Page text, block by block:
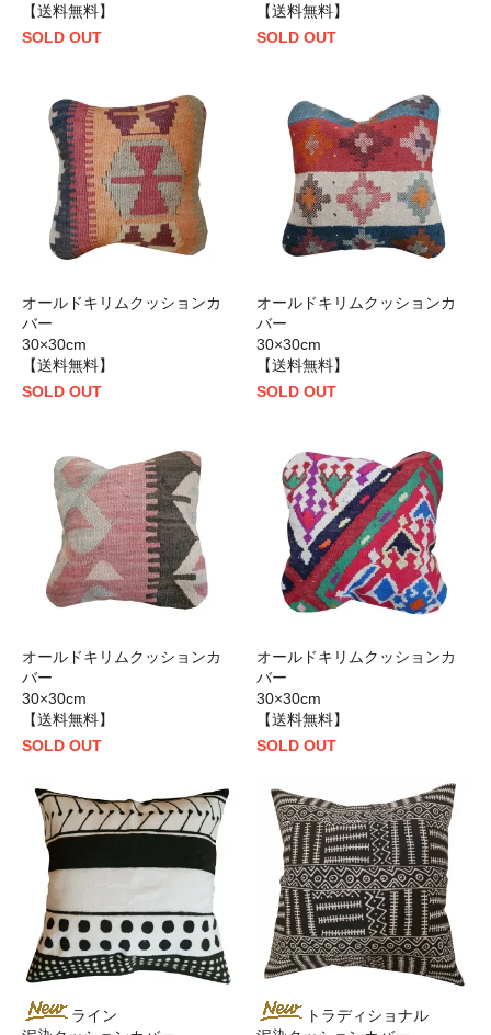
【送料無料】
SOLD OUT
【送料無料】
SOLD OUT
オールドキリムクッションカ
バー
30×30cm
【送料無料】
SOLD OUT
オールドキリムクッションカ
バー
30×30cm
【送料無料】
SOLD OUT
オールドキリムクッションカ
バー
30×30cm
【送料無料】
SOLD OUT
オールドキリムクッションカ
バー
30×30cm
【送料無料】
SOLD OUT
ライン
トラディショナル